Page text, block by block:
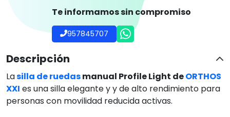
Te informamos sin compromiso
957845707
Descripción
Lasilla de ruedasmanual Profile Light deORTHOS
XXI es una silla elegante y y de alto rendimiento para
personas con movilidad reducida activas.